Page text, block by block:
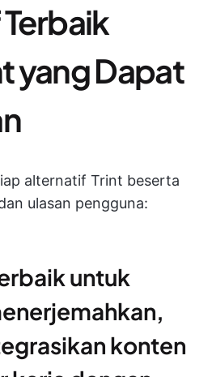
yang Dapat
alternatif Trint beserta
ulasan pengguna:
untuk
konten